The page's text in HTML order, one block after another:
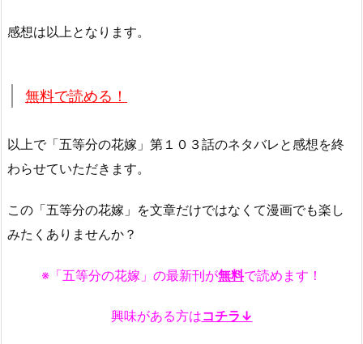
感想は以上となります。
無料で読める！
以上で「五等分の花嫁」第１０３話のネタバレと感想を終
わらせていただきます。
この「五等分の花嫁」を文章だけではなくて漫画でも楽し
みたくありませんか？
※「五等分の花嫁」の最新刊が無料で読めます！
興味がある方はコチラ↓